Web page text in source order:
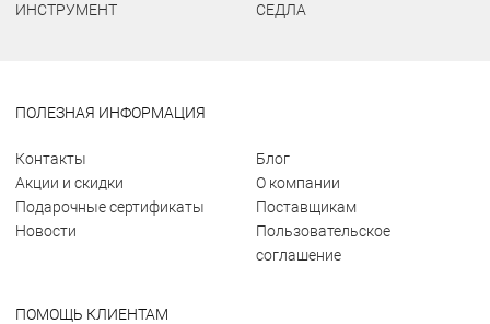
ИНСТРУМЕНТ
СЕДЛА
ПОЛЕЗНАЯ ИНФОРМАЦИЯ
Контакты
Акции и скидки
Подарочные сертификаты
Новости
Блог
О компании
Поставщикам
Пользовательское
соглашение
ПОМОЩЬ КЛИЕНТАМ